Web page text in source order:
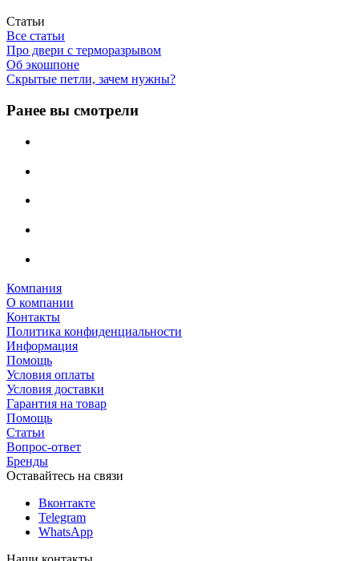
Статьи
Все статьи
Про двери с терморазрывом
Об экошпоне
Скрытые петли, зачем нужны?
Ранее вы смотрели
Компания
О компании
Контакты
Политика конфиденциальности
Информация
Помощь
Условия оплаты
Условия доставки
Гарантия на товар
Помощь
Статьи
Вопрос-ответ
Бренды
Оставайтесь на связи
Вконтакте
Telegram
WhatsApp